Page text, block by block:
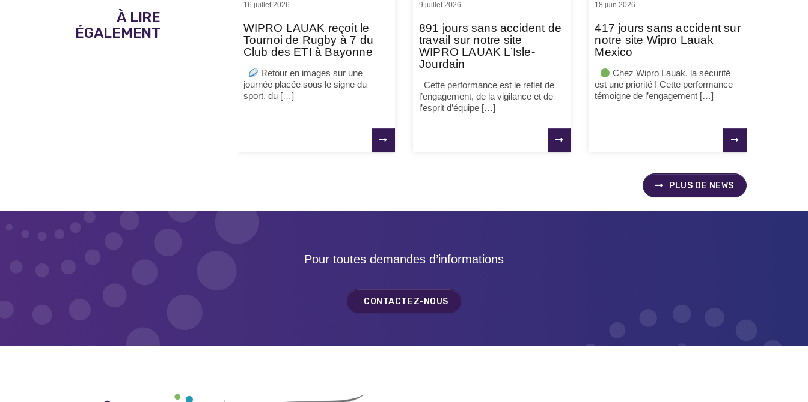
À LIRE
ÉGALEMENT
16 juillet 2026
WIPRO LAUAK reçoit le
Tournoi de Rugby à 7 du
Club des ETI à Bayonne
Retour en images sur une
journée placée sous le signe du
sport, du […]
9 juillet 2026
891 jours sans accident de
travail sur notre site
WIPRO LAUAK L’Isle-
Jourdain
Cette performance est le reflet de
l’engagement, de la vigilance et de
l’esprit d’équipe […]
18 juin 2026
417 jours sans accident sur
notre site Wipro Lauak
Mexico
Chez Wipro Lauak, la sécurité
est une priorité ! Cette performance
témoigne de l’engagement […]
PLUS DE NEWS
Pour toutes demandes d’informations
CONTACTEZ-NOUS